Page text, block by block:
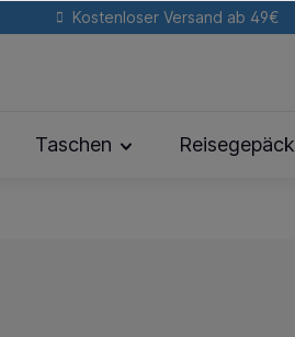
Kostenloser Versand ab 49€
Taschen Reisegepäck